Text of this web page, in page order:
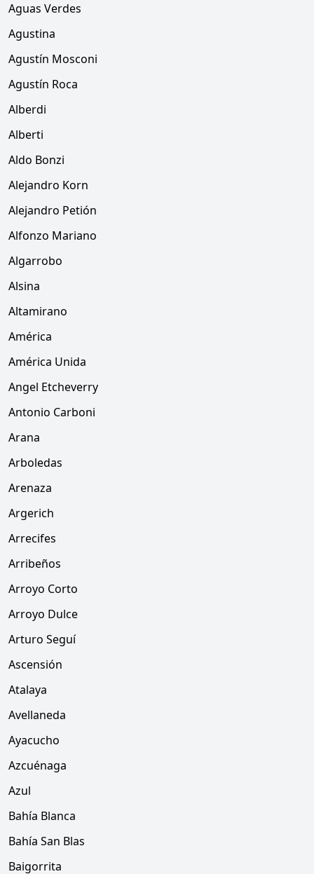
Aguas Verdes
Agustina
Agustín Mosconi
Agustín Roca
Alberdi
Alberti
Aldo Bonzi
Alejandro Korn
Alejandro Petión
Alfonzo Mariano
Algarrobo
Alsina
Altamirano
América
América Unida
Angel Etcheverry
Antonio Carboni
Arana
Arboledas
Arenaza
Argerich
Arrecifes
Arribeños
Arroyo Corto
Arroyo Dulce
Arturo Seguí
Ascensión
Atalaya
Avellaneda
Ayacucho
Azcuénaga
Azul
Bahía Blanca
Bahía San Blas
Baigorrita